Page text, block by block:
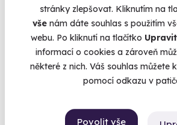
stránky zlepšovat. Kliknutím na
vše nám dáte souhlas s použitím
webu. Po kliknutí na tlačítko Upravit
informací o cookies a zároveň
některé z nich. Váš souhlas můžete
pomocí odkazu v
Povolit vše
Vánoční venkovní úniková hra
Ponořte se naplno do vánoční atmosféry!